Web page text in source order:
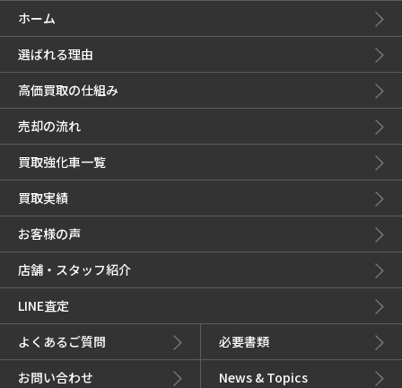
ホーム
選ばれる理由
高価買取の仕組み
売却の流れ
買取強化車一覧
買取実績
お客様の声
店舗・スタッフ紹介
LINE査定
よくあるご質問
必要書類
お問い合わせ
News & Topics